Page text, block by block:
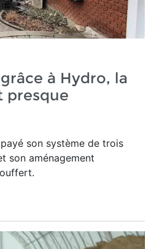
à Hydro, la
presque
son système de trois
son aménagement